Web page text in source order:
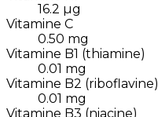
16.2 µg
Vitamine C
0.50 mg
Vitamine B1 (thiamine)
0.01 mg
Vitamine B2 (riboflavine)
0.01 mg
Vitamine B3 (niacine)